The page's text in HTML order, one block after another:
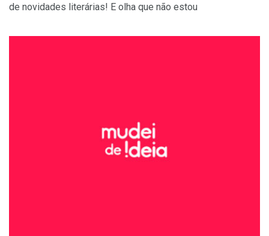
de novidades literárias! E olha que não estou